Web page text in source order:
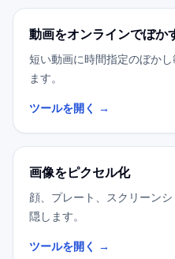
動画をオンラインでぼか
短い動画に時間指定のぼか
ます。
ツールを開く →
画像をピクセル化
顔、プレート、スクリーン
隠します。
ツールを開く →